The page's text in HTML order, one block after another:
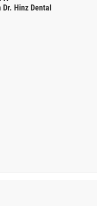
Dr. Hinz Dental